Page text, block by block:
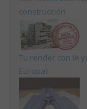
construcción
Tu render con IA
Europa)